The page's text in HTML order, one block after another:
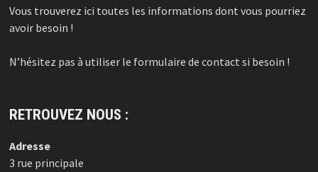
Vous trouverez ici toutes les informations dont vous pourriez
avoir besoin !
N’hésitez pas à utiliser le formulaire de contact si besoin !
RETROUVEZ NOUS :
Adresse
3 rue principale